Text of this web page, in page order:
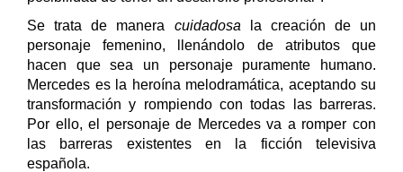
Se trata de manera cuidadosa la creación de un
personaje femenino, llenándolo de atributos que
hacen que sea un personaje puramente humano.
Mercedes es la heroína melodramática, aceptando su
transformación y rompiendo con todas las barreras.
Por ello, el personaje de Mercedes va a romper con
las barreras existentes en la ficción televisiva
española.